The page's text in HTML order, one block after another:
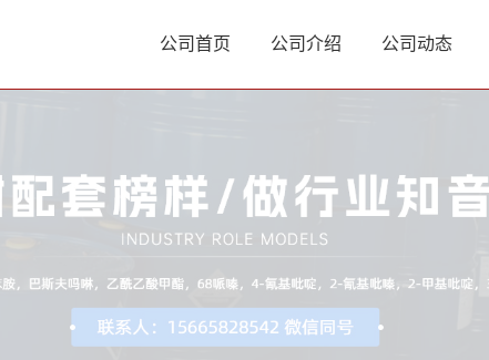
公司首页 公司介绍 公司动态